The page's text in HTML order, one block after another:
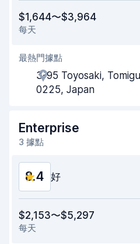
易於尋找
代理商效率
取車速度
車輛乾淨程度
車況
$1,644〜$3,964
每天
最熱門據點
3-95 Toyosaki,
0225, Japan
Enterprise
3 據點
8.4 好
易於尋找
$2,153〜$5,297
每天